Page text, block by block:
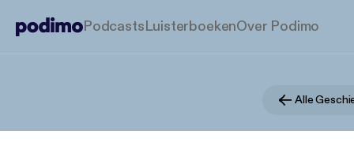
PodcastsLuisterboekenOver Podimo
Alle